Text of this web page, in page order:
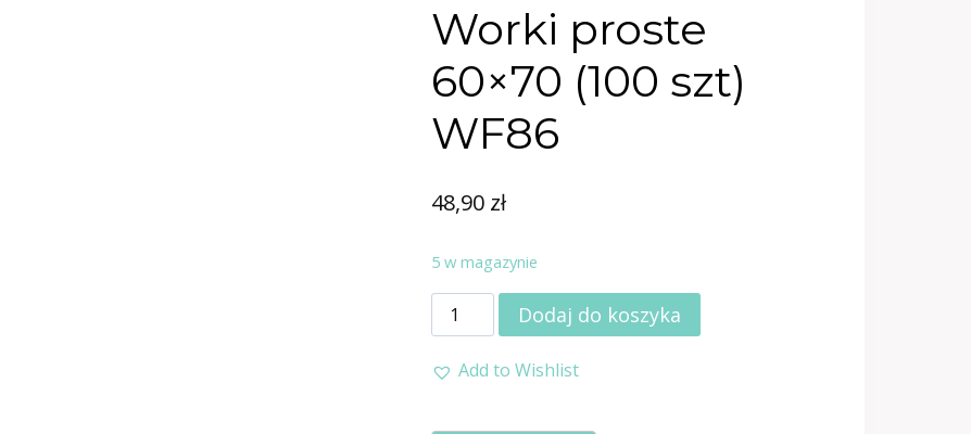
Worki proste
60×70 (100 szt)
WF86
48,90 zł
5 w magazynie
ilość
Worki
proste
Dodaj do koszyka
Add to Wishlist